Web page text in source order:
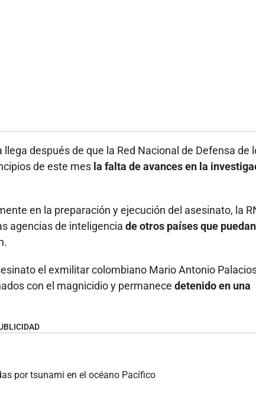
después de que la Red Nacional de Defensa de
de este mes la falta de avances en la
en la preparación y ejecución del asesinato, la
agencias de inteligencia de otros países que puedan
el exmilitar colombiano Mario Antonio
con el magnicidio y permanece detenido en una
por tsunami en el océano Pacífico